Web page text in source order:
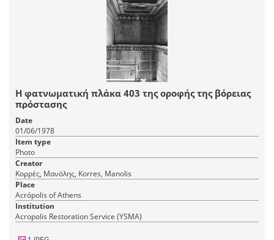
Η φατνωματική πλάκα 403 της οροφής της βόρειας
πρόστασης
Date
01/06/1978
Item type
Photo
Creator
Κορρές, Μανόλης, Korres, Manolis
Place
Acrópolis of Athens
Institution
Acropolis Restoration Service (YSMA)